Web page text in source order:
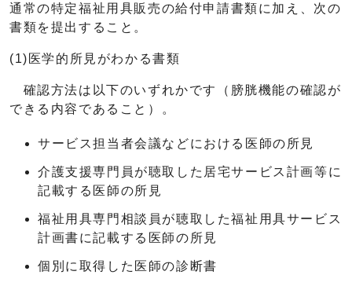
通常の特定福祉用具販売の給付申請書類に加え、次の
書類を提出すること。
(1)医学的所見がわかる書類
確認方法は以下のいずれかです（膀胱機能の確認が
できる内容であること）。
サービス担当者会議などにおける医師の所見
介護支援専門員が聴取した居宅サービス計画等に
記載する医師の所見
福祉用具専門相談員が聴取した福祉用具サービス
計画書に記載する医師の所見
個別に取得した医師の診断書